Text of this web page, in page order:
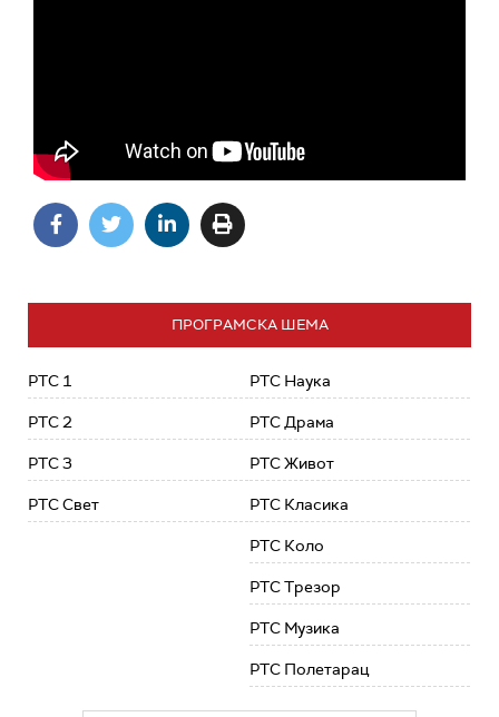
ПРОГРАМСКА ШЕМА
РТС 1
РТС 2
РТС 3
РТС Свет
РТС Наука
РТС Драма
РТС Живот
РТС Класика
РТС Коло
РТС Трезор
РТС Музика
РТС Полетарац